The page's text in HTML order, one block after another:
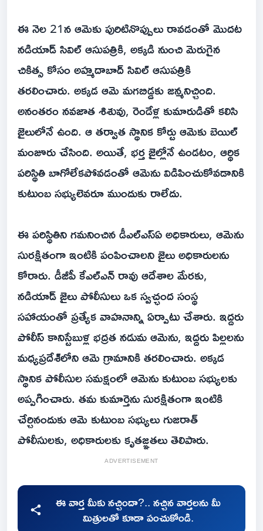
ఈ నెల‌ 21న ఆమెకు పురిటినొప్పులు రావడంతో మొదట
నడియాడ్ సివిల్ ఆసుపత్రికి, అక్కడి నుంచి మెరుగైన
చికిత్స కోసం అహ్మదాబాద్ సివిల్ ఆసుపత్రికి
తరలించారు. అక్కడ ఆమె మగబిడ్డకు జన్మనిచ్చింది.
అనంతరం నవజాత శిశువు, రెండేళ్ల కుమారుడితో కలిసి
జైలులోనే ఉంది. ఆ తర్వాత స్థానిక కోర్టు ఆమెకు బెయిల్
మంజూరు చేసింది. అయితే, భర్త జైల్లోనే ఉండటం, ఆర్థిక
పరిస్థితి బాగోలేకపోవడంతో ఆమెను విడిపించుకోవడానికి
కుటుంబ సభ్యులెవరూ ముందుకు రాలేదు.
ఈ పరిస్థితిని గమనించిన డీఎల్‌ఎస్‌ఏ అధికారులు, ఆమెను
సురక్షితంగా ఇంటికి పంపించాలని జైలు అధికారులను
కోరారు. డీజీపీ కేఎల్‌ఎన్ రావు ఆదేశాల మేరకు,
నడియాడ్ జైలు పోలీసులు ఒక స్వచ్ఛంద సంస్థ
సహాయంతో ప్రత్యేక వాహనాన్ని ఏర్పాటు చేశారు. ఇద్దరు
పోలీస్ కానిస్టేబుళ్ల భద్రత నడుమ ఆమెను, ఇద్దరు పిల్లలను
మధ్యప్రదేశ్‌లోని ఆమె గ్రామానికి తరలించారు. అక్కడ
స్థానిక పోలీసుల సమక్షంలో ఆమెను కుటుంబ సభ్యులకు
అప్పగించారు. తమ కుమార్తెను సురక్షితంగా ఇంటికి
చేర్చినందుకు ఆమె కుటుంబ సభ్యులు గుజరాత్
పోలీసులకు, అధికారులకు కృతజ్ఞతలు తెలిపారు.
ADVERTISEMENT
ఈ వార్త మీకు నచ్చిందా?.. నచ్చిన వార్తలను మీ
మిత్రులతో కూడా పంచుకోండి.